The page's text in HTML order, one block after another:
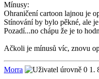
Mínusy:
Ohraničení cartoon lajnou je
Stínování by bylo pěkné, ale
Pozadí...no chápu že je to
Ačkoli je mínusů víc, znovu
Morra
1.